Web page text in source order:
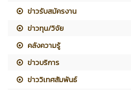
ข่าวรับสมัครงาน
ข่าวทุน/วิจัย
คลังความรู้
ข่าวบริการ
ข่าววิเทศสัมพันธ์